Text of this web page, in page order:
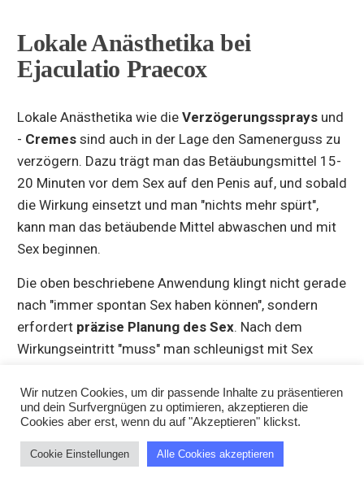
Lokale Anästhetika bei
Ejaculatio Praecox
Lokale Anästhetika wie die Verzögerungssprays und
- Cremes sind auch in der Lage den Samenerguss zu
verzögern. Dazu trägt man das Betäubungsmittel 15-
20 Minuten vor dem Sex auf den Penis auf, und sobald
die Wirkung einsetzt und man "nichts mehr spürt",
kann man das betäubende Mittel abwaschen und mit
Sex beginnen.
Die oben beschriebene Anwendung klingt nicht gerade
nach "immer spontan Sex haben können", sondern
erfordert präzise Planung des Sex. Nach dem
Wirkungseintritt "muss" man schleunigst mit Sex
Empfindlichkeit im Penis wieder zurück.
Andere unangenehme Nebenwirkung ist der
Erektionsverlust - es kann sehr schwierig sein, eine
vernünftige Erektion zu bekommen (und zu halten),
Wir nutzen Cookies, um dir passende Inhalte zu präsentieren
und dein Surfvergnügen zu optimieren, akzeptieren die
Cookies aber erst, wenn du auf "Akzeptieren" klickst.
Cookie Einstellungen Alle Cookies akzeptieren